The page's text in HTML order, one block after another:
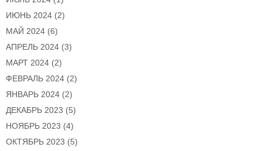
ИЮНЬ 2024 (2)
МАЙ 2024 (6)
АПРЕЛЬ 2024 (3)
МАРТ 2024 (2)
ФЕВРАЛЬ 2024 (2)
ЯНВАРЬ 2024 (2)
ДЕКАБРЬ 2023 (5)
НОЯБРЬ 2023 (4)
ОКТЯБРЬ 2023 (5)